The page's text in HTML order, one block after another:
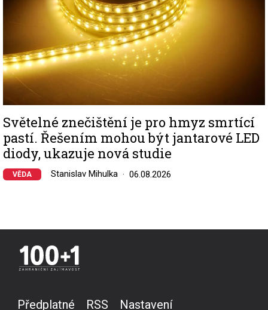
Světelné znečištění je pro hmyz smrtící
pastí. Řešením mohou být jantarové LED
diody, ukazuje nová studie
VĚDA Stanislav Mihulka 06.08.2026
Předplatné RSS Nastavení